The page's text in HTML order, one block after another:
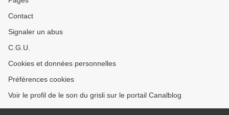
Contact
Signaler un abus
C.G.U.
Cookies et données personnelles
Préférences cookies
Voir le profil de le son du grisli sur le portail Canalblog